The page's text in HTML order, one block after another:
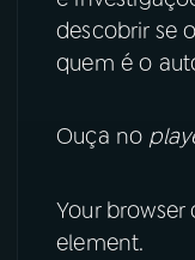
Instagram
TikTok
descobrir se
quem é o
Ouça no
Your
element.